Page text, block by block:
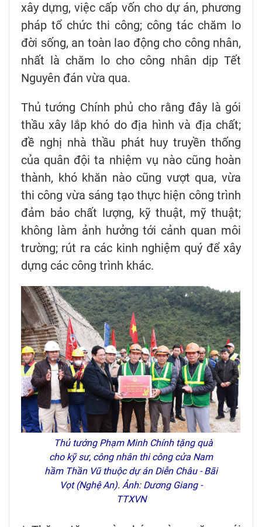
xây dựng, việc cấp vốn cho dự án, phương
pháp tổ chức thi công; công tác chăm lo
đời sống, an toàn lao động cho công nhân,
nhất là chăm lo cho công nhân dịp Tết
Nguyên đán vừa qua.
Thủ tướng Chính phủ cho rằng đây là gói
thầu xây lắp khó do địa hình và địa chất;
đề nghị nhà thầu phát huy truyền thống
của quân đội ta nhiệm vụ nào cũng hoàn
thành, khó khăn nào cũng vượt qua, vừa
thi công vừa sáng tạo thực hiện công trình
đảm bảo chất lượng, kỹ thuật, mỹ thuật;
không làm ảnh hưởng tới cảnh quan môi
trường; rút ra các kinh nghiệm quý để xây
dựng các công trình khác.
Thủ tướng Phạm Minh Chính tặng quà
cho kỹ sư, công nhân thi công cửa Nam
hầm Thần Vũ thuộc dự án Diễn Châu - Bãi
Vọt (Nghệ An). Ảnh: Dương Giang -
TTXVN